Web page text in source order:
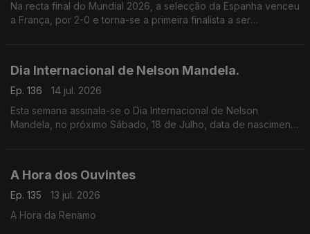
Na recta final do Mundial 2026, a selecção da Espanha venceu
a França, por 2-0 e torna-se a primeira finalista a ser
Dia Internacional de Nelson Mandela.
Ep. 136
14 jul. 2026
Esta semana assinala-se o Dia Internacional de Nelson
Mandela, no próximo Sábado, 18 de Julho, data de nascimento
A Hora dos Ouvintes
Ep. 135
13 jul. 2026
A Hora da Renamo